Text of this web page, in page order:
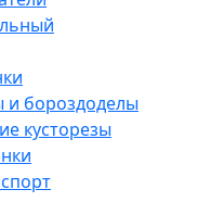
бороздоделы
кусторезы